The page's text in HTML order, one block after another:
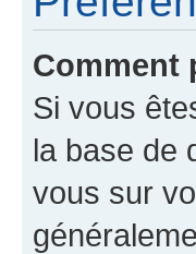
Comment
Si vous
la base de
vous sur